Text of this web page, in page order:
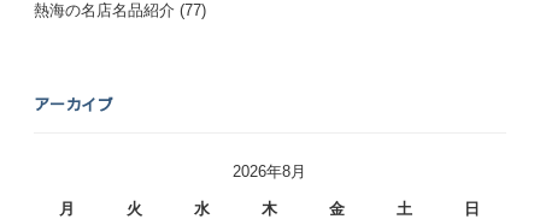
熱海の名店名品紹介 (77)
アーカイブ
2026年8月
月 火 水 木 金 土 日